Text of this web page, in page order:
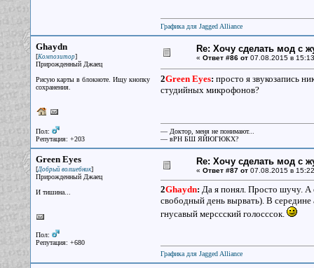
Графика для Jagged Alliance
Ghaydn
[Композитор]
Прирожденный Джаец
Рисую карты в блокноте. Ищу кнопку
сохранения.
Пол:
Репутация: +203
Re: Хочу сделать мод с
« Ответ #86 от07.08.2015 в
2Green Eyes: просто я звукозапись
студийных микрофонов?
— Доктор, меня не понимают...
— вРН БШ ЯЙЮГЮКХ?
Green Eyes
[Добрый волшебник]
Прирожденный Джаец
И тишина...
Пол:
Репутация: +680
Re: Хочу сделать мод с
« Ответ #87 от07.08.2015 в
2Ghaydn: Да я понял. Просто шучу. А
свободный день вырвать). В середине
гнусавый мерссский голосссок.
Графика для Jagged Alliance